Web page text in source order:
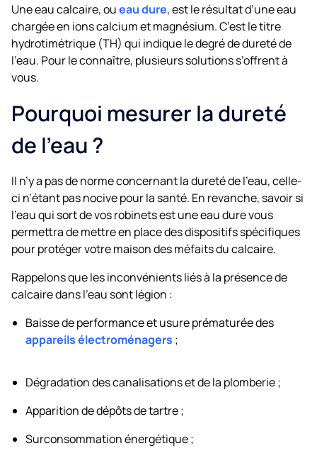
Une eau calcaire, oueau dure, est le résultat d’une eau
chargée en ions calcium et magnésium. C’est le titre
hydrotimétrique (TH) qui indique le degré de dureté de
l’eau. Pour le connaître, plusieurs solutions s’offrent à
vous.
Pourquoi mesurer la dureté
de l’eau ?
Il n’y a pas de norme concernant la dureté de l’eau, celle-
ci n’étant pas nocive pour la santé. En revanche, savoir si
l’eau qui sort de vos robinets est une eau dure vous
permettra de mettre en place des dispositifs spécifiques
pour protéger votre maison des méfaits du calcaire.
Rappelons que les inconvénients liés à la présence de
calcaire dans l’eau sont légion :
Baisse de performance et usure prématurée des
appareils électroménagers ;
Dégradation des canalisations et de la plomberie ;
Apparition de dépôts de tartre ;
Surconsommation énergétique ;